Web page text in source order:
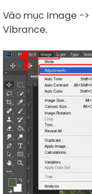
Vào mục Image -
Vibrance.